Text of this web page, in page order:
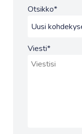
Otsikko*
Viesti*